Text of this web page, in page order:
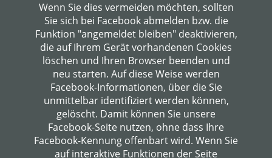
Wenn Sie dies vermeiden möchten, sollten
Sie sich bei Facebook abmelden bzw. die
Funktion "angemeldet bleiben" deaktivieren,
die auf Ihrem Gerät vorhandenen Cookies
löschen und Ihren Browser beenden und
neu starten. Auf diese Weise werden
Facebook-Informationen, über die Sie
unmittelbar identifiziert werden können,
gelöscht. Damit können Sie unsere
Facebook-Seite nutzen, ohne dass Ihre
Facebook-Kennung offenbart wird. Wenn Sie
auf interaktive Funktionen der Seite